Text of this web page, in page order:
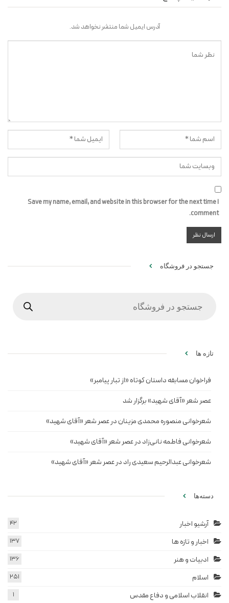
آدرس ایمیل شما منتشر نخواهد شد.
Save my name, email, and website in this browser for the next time I
comment.
جستجو در فروشگاه
تازه ها
فراخوان مسابقه داستان کوتاه «از تبار پیامبر»
عصر شعر «آقای شهید» برگزار شد
شعرخوانی منصوره محمدی مزینان در عصر شعر «آقای شهید»
شعرخوانی فاطمه نانی‌زاد در عصر شعر «آقای شهید»
شعرخوانی عبدالرحیم سعیدی راد در عصر شعر «آقای شهید»
دسته‌ها
آرشیو اخبار 42
اخبار و تازه ها 137
ادبیات و هنر 136
اسلام 251
انقلاب اسلامی و دفاع مقدس 1